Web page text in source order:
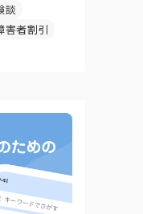
談
害者割引